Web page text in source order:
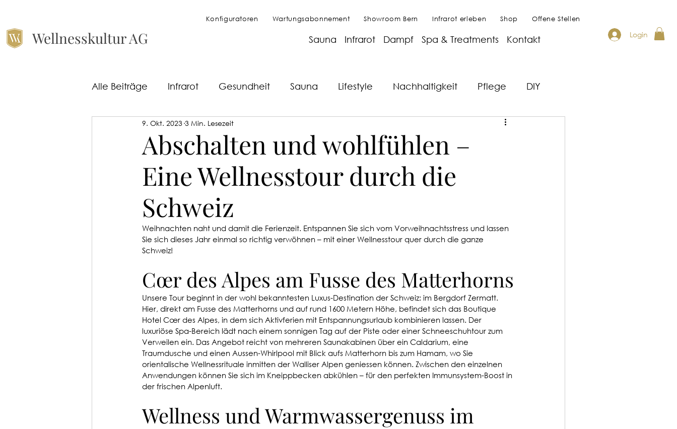
Wellnesskultur AG Sauna Infrarot Dampf Spa & Treatments Kontakt Login
Konfiguratoren Wartungsabonnement Showroom Bern Infrarot erleben Shop Offene Stellen
Alle Beiträge Infrarot Gesundheit Sauna Lifestyle Nachhaltigkeit Pflege DIY
Dampfdusche Düfte Whirlpool
Kälteanwendungen
Abschalten und wohlfühlen –
Eine Wellnesstour durch die
Schweiz
9. Okt. 2023 3 Min. Lesezeit
Weihnachten naht und damit die Ferienzeit. Entspannen Sie sich vom Vorweihnachtsstress und lassen
Sie sich dieses Jahr einmal so richtig verwöhnen – mit einer Wellnesstour quer durch die ganze
Schweiz!
Cœr des Alpes am Fusse des Matterhorns
Unsere Tour beginnt in der wohl bekanntesten Luxus-Destination der Schweiz: im Bergdorf Zermatt.
Hier, direkt am Fusse des Matterhorns und auf rund 1600 Metern Höhe, befindet sich das Boutique
Hotel Cœr des Alpes, in dem sich Aktivferien mit Entspannungsurlaub kombinieren lassen. Der
luxuriöse Spa-Bereich lädt nach einem sonnigen Tag auf der Piste oder einer Schneeschuhtour zum
Verweilen ein. Das Angebot reicht von mehreren Saunakabinen über ein Caldarium, eine
Traumdusche und einen Aussen-Whirlpool mit Blick aufs Matterhorn bis zum Hamam, wo Sie
orientalische Wellnessrituale inmitten der Walliser Alpen geniessen können. Zwischen den einzelnen
Anwendungen können Sie sich im Kneippbecken abkühlen – für den perfekten Immunsystem-Boost in
der frischen Alpenluft.
Wellness und Warmwassergenuss im